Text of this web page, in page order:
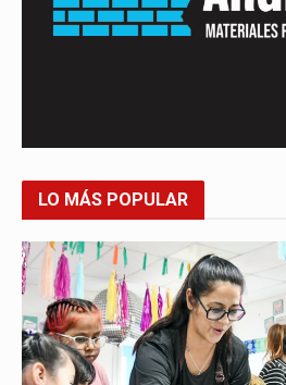
LO MÁS POPULAR